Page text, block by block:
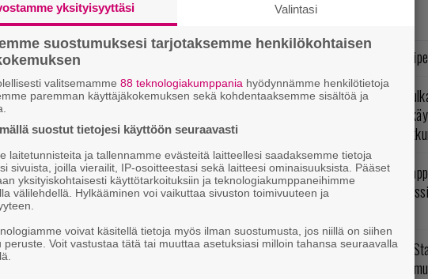
Ubisoftin
Rakastettu
valtavat alet
klassikoita
No johan
ilmestynyt
Elokuun
ilmestyivät –
yksityisyyttäsi Valintasi
suostumuksesi tarjotaksemme henkilökohtaisen
valitsemamme 88 teknologiakumppania hyödynnämme henkilötietoja
paremman käyttäjäkokemuksen sekä kohdentaaksemme sisältöä ja
suostut tietojesi käyttöön seuraavasti
laitetunnisteita ja tallennamme evästeitä laitteellesi saadaksemme tietoja
sivuista, joilla vierailit, IP-osoitteestasi sekä laitteesi ominaisuuksista. Pääset
yksityiskohtaisesti käyttötarkoituksiin ja teknologiakumppaneihimme
välilehdellä. Hylkääminen voi vaikuttaa sivuston toimivuuteen ja
voivat käsitellä tietoja myös ilman suostumusta, jos niillä on siihen
peruste. Voit vastustaa tätä tai muuttaa asetuksiasi milloin tahansa seuraavalla